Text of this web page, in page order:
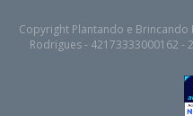
Copyright Plantando e
Rodrigues - 42173333000162